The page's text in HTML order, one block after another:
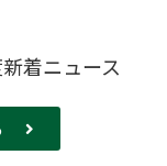
着ニュース